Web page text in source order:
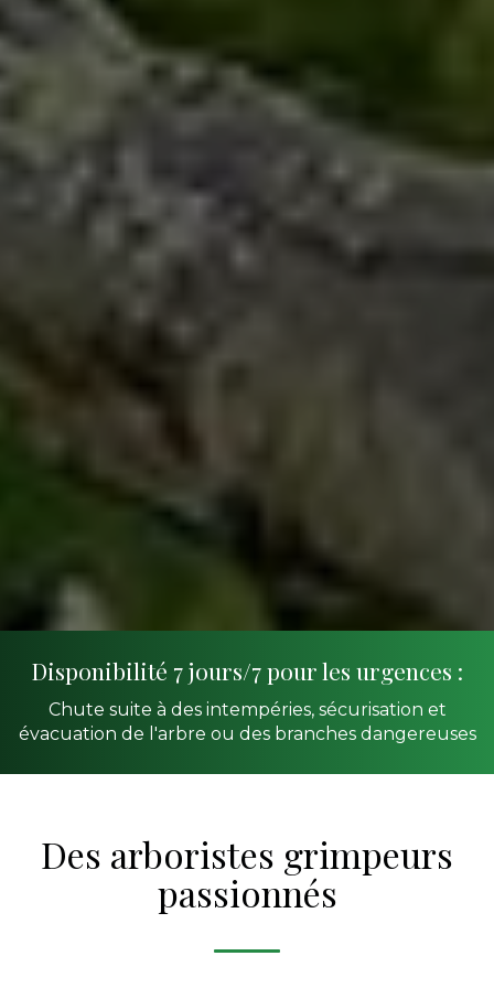
Disponibilité 7 jours/7 pour les urgences :
Chute suite à des intempéries, sécurisation et
évacuation de l'arbre ou des branches dangereuses
Des arboristes grimpeurs
passionnés